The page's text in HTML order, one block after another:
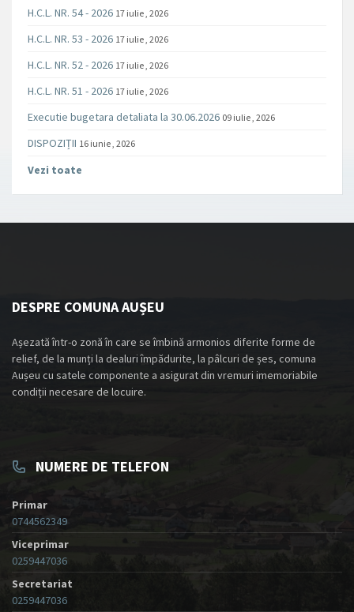
H.C.L. NR. 54 - 2026 17 iulie , 2026
H.C.L. NR. 53 - 2026 17 iulie , 2026
H.C.L. NR. 52 - 2026 17 iulie , 2026
H.C.L. NR. 51 - 2026 17 iulie , 2026
Executie bugetara detaliata la 30.06.2026 09 iulie , 2026
DISPOZIȚII 16 iunie , 2026
Vezi toate
DESPRE COMUNA AUȘEU
Așezată într-o zonă în care se îmbină armonios diferite forme de
relief, de la munți la dealuri împădurite, la pâlcuri de șes, comuna
Aușeu cu satele componente a asigurat din vremuri imemoriabile
condiții necesare de locuire.
NUMERE DE TELEFON
Primar
0744562349
Viceprimar
0259447036
Secretariat
0259447036